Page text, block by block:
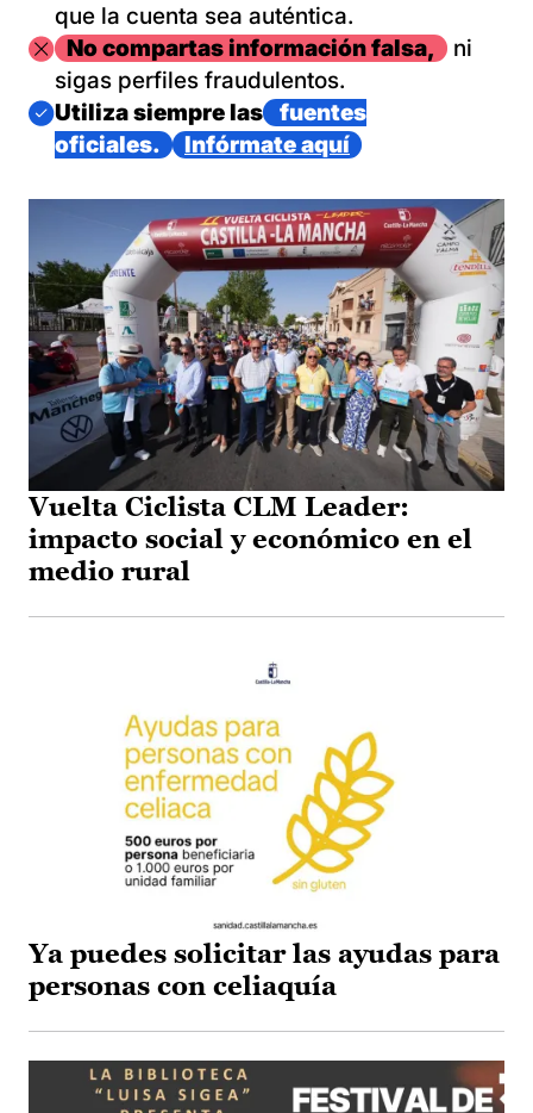
que la cuenta sea auténtica.
ImagenNo compartas información falsa,
ni
sigas perfiles fraudulentos.
Imagen
Utiliza siempre las
fuentes
oficiales.
Infórmate aquí
Vuelta Ciclista CLM Leader:
impacto social y económico en el
medio rural
Ya puedes solicitar las ayudas para
personas con celiaquía